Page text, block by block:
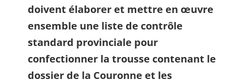
doivent élaborer et mettre en œuvre
ensemble une liste de contrôle
standard provinciale pour
confectionner la trousse contenant le
dossier de la Couronne et les